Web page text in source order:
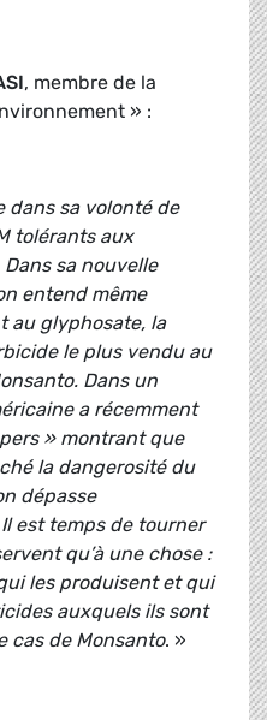
, membre de la
» :
dans sa volonté de
tolérants aux
sa nouvelle
entend même
au glyphosate, la
le plus vendu au
Dans un
a récemment
» montrant que
la dangerosité du
dépasse
est temps de tourner
qu’à une chose :
les produisent et qui
auxquels ils sont
cas de Monsanto. »